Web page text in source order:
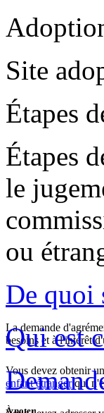
Site
Étapes
Étapes
le
ou
De quoi
La demande
besoins et à l'intérêt
Qui est
Vous devez obtenir
enfant étrangerqui
À noter